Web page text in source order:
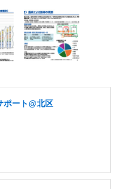
ポート@北区